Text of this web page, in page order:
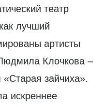
театр
лучший
артисты
Клочкова –
зайчиха».
искреннее